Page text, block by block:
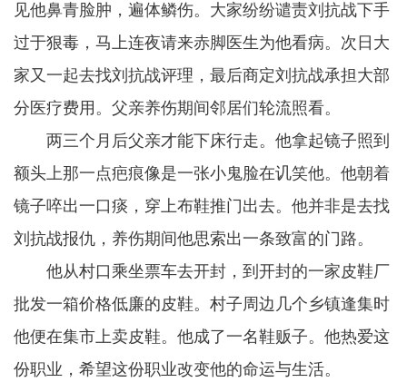
见他鼻青脸肿，遍体鳞伤。大家纷纷谴责刘抗战下手
过于狠毒，马上连夜请来赤脚医生为他看病。次日大
家又一起去找刘抗战评理，最后商定刘抗战承担大部
分医疗费用。父亲养伤期间邻居们轮流照看。
两三个月后父亲才能下床行走。他拿起镜子照到
额头上那一点疤痕像是一张小鬼脸在讥笑他。他朝着
镜子啐出一口痰，穿上布鞋推门出去。他并非是去找
刘抗战报仇，养伤期间他思索出一条致富的门路。
他从村口乘坐票车去开封，到开封的一家皮鞋厂
批发一箱价格低廉的皮鞋。村子周边几个乡镇逢集时
他便在集市上卖皮鞋。他成了一名鞋贩子。他热爱这
份职业，希望这份职业改变他的命运与生活。